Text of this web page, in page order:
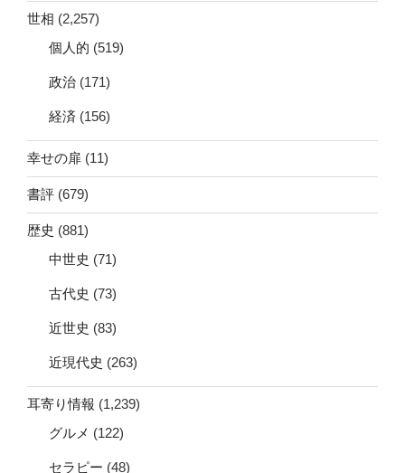
世相 (2,257)
個人的 (519)
政治 (171)
経済 (156)
幸せの扉 (11)
書評 (679)
歴史 (881)
中世史 (71)
古代史 (73)
近世史 (83)
近現代史 (263)
耳寄り情報 (1,239)
グルメ (122)
セラピー (48)